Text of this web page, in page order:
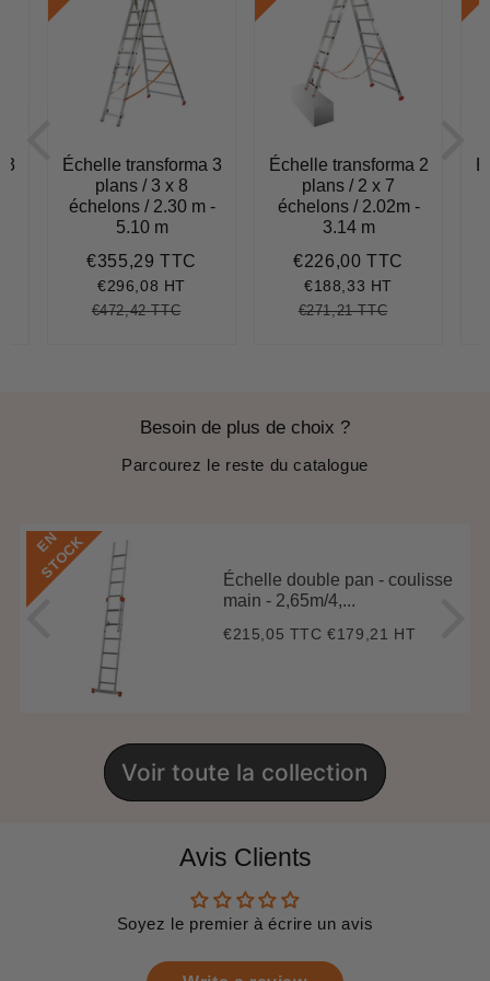
3
Échelle transforma 3
plans / 3 x 8
échelons / 2.30 m -
5.10 m
Prix
réduit
€355,29 TTC
€296,08 HT
Prix
€472,42 TTC€472,42
Échelle transforma 2
plans / 2 x 7
échelons / 2.02m -
3.14 m
Prix
réduit
€226,00 TTC
€188,33 HT
Prix
€271,21 TTC€271,21
Besoin de plus de choix ?
Parcourez le reste du catalogue
E
N
S
T
O
C
K
Échelle double pan - coulisse
main - 2,65m/4,...
Prix
€215,05 TTC€215,05
€179,21 HT
Voir toute la collection
Avis Clients
Soyez le premier à écrire un avis